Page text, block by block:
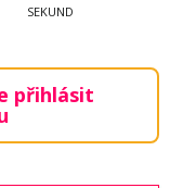
SEKUND
přihlásit